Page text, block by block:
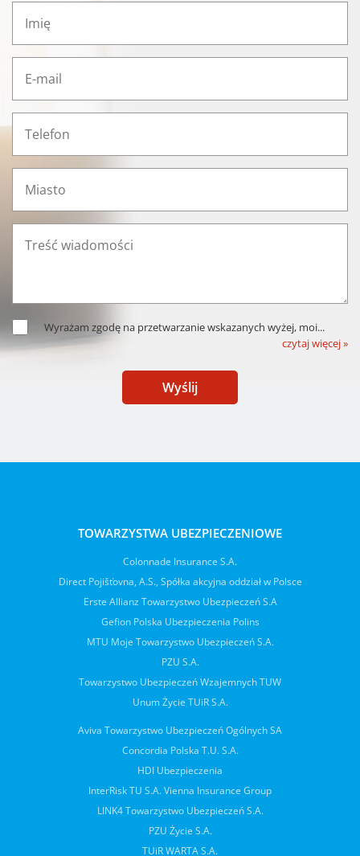
Wyrażam zgodę na przetwarzanie wskazanych wyżej, moi...
czytaj więcej »
Wyślij
TOWARZYSTWA UBEZPIECZENIOWE
Colonnade Insurance S.A.
Direct Pojišťovna, A.S., Spółka akcyjna oddział w Polsce
Erste Allianz Towarzystwo Ubezpieczeń S.A
Gefion Polska Ubezpieczenia Polins
MTU Moje Towarzystwo Ubezpieczeń S.A.
PZU S.A.
Towarzystwo Ubezpieczeń Wzajemnych TUW
Unum Życie TUiR S.A.
Aviva Towarzystwo Ubezpieczeń Ogólnych SA
Concordia Polska T.U. S.A.
HDI Ubezpieczenia
InterRisk TU S.A. Vienna Insurance Group
LINK4 Towarzystwo Ubezpieczeń S.A.
PZU Życie S.A.
TUiR WARTA S.A.